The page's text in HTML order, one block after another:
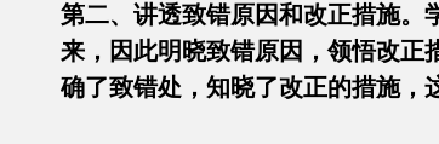
第二、讲透致错原因和改正措施。
来，因此明晓致错原因，领悟改正
确了致错处，知晓了改正的措施